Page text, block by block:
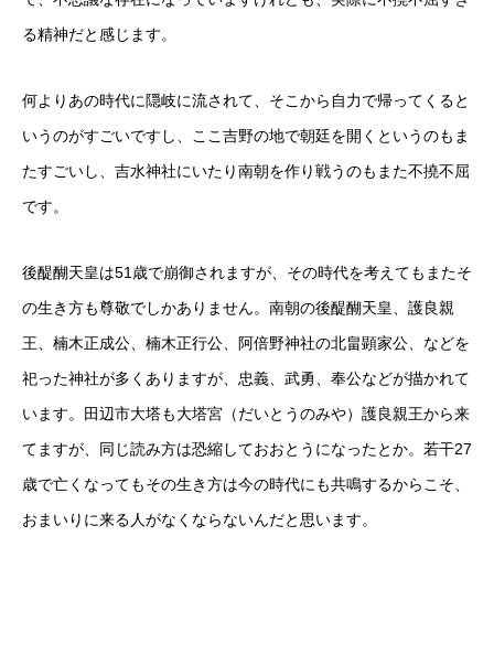
る精神だと感じます。
何よりあの時代に隠岐に流されて、そこから自力で帰ってくると
いうのがすごいですし、ここ吉野の地で朝廷を開くというのもま
たすごいし、吉水神社にいたり南朝を作り戦うのもまた不撓不屈
です。
後醍醐天皇は51歳で崩御されますが、その時代を考えてもまたそ
の生き方も尊敬でしかありません。南朝の後醍醐天皇、護良親
王、楠木正成公、楠木正行公、阿倍野神社の北畠顕家公、などを
祀った神社が多くありますが、忠義、武勇、奉公などが描かれて
います。田辺市大塔も大塔宮（だいとうのみや）護良親王から来
てますが、同じ読み方は恐縮しておおとうになったとか。若干27
歳で亡くなってもその生き方は今の時代にも共鳴するからこそ、
おまいりに来る人がなくならないんだと思います。